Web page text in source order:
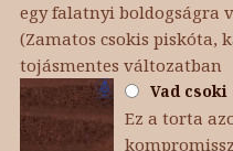
egy falatnyi boldogságra
(Zamatos csokis piskóta,
tojásmentes változatban
Vad csoki
Ez a torta